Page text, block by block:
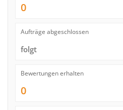
0
Aufträge abgeschlossen
folgt
Bewertungen erhalten
0